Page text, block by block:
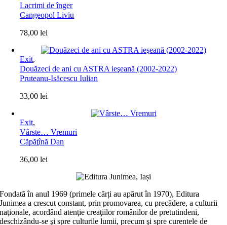
Lacrimi de înger
Cangeopol Liviu
78,00lei
Exit,
Douăzeci de ani cu ASTRA ieşeană (2002-2022)
Pruteanu-Isăcescu Iulian
33,00lei
Exit,
Vârste… Vremuri
Căpăţînă Dan
36,00lei
Fondată în anul 1969 (primele cărți au apărut în 1970), Editura
Junimea a crescut constant, prin promovarea, cu precădere, a culturii
naţionale, acordând atenţie creaţiilor românilor de pretutindeni,
deschizându-se şi spre culturile lumii, precum şi spre curentele de